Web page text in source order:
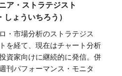
ア・ストラテジスト
ょういちろう）
・市場分析のストラテジス
を経て、現在はチャート分析
資家向けに継続的に発信。併
刊パフォーマンス・モニタ